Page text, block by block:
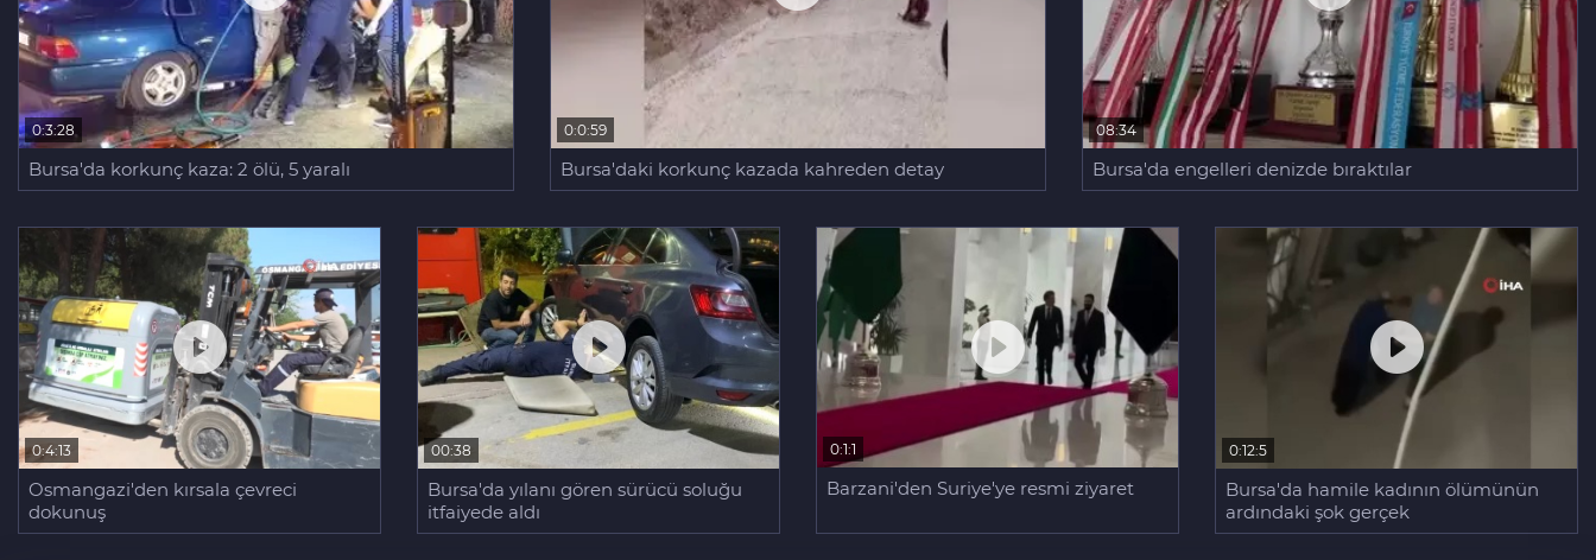
0:3:28
Bursa'da korkunç kaza: 2 ölü, 5 yaralı
0:0:59
Bursa'daki korkunç kazada kahreden detay
08:34
Bursa'da engelleri denizde bıraktılar
0:4:13
Osmangazi'den kırsala çevreci
dokunuş
00:38
Bursa'da yılanı gören sürücü soluğu
itfaiyede aldı
0:1:1
Barzani'den Suriye'ye resmi ziyaret
0:12:5
Bursa'da hamile kadının ölümünün
ardındaki şok gerçek